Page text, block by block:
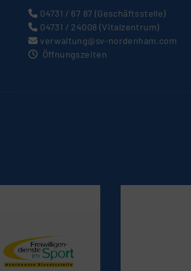
04731 / 67 87 (Geschäftsstelle)
04731 / 24008 (Vitalzentrum)
verwaltung@sv-nordenham.com
Öffnungszeiten